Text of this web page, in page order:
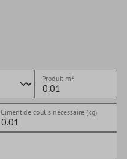
Produit m²
Ciment de coulis nécessaire (kg)